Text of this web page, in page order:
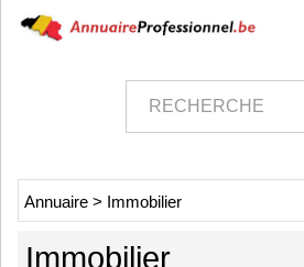
Annuaire > Immobilier
Immobilier